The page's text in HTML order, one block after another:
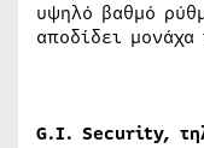
υψηλό βαθμό
αποδίδει μονάχα
G.I. Security,